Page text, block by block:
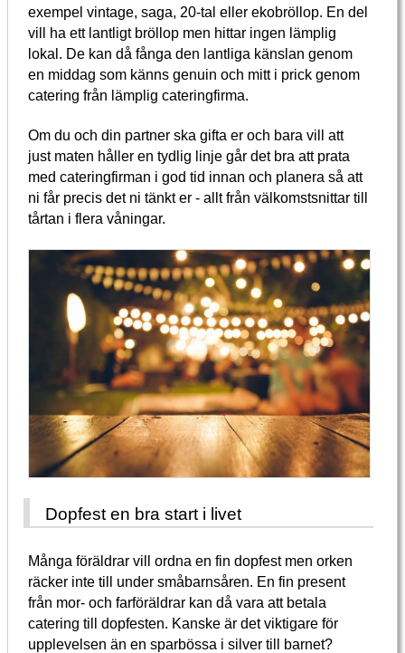
exempel vintage, saga, 20-tal eller ekobröllop. En del
vill ha ett lantligt bröllop men hittar ingen lämplig
lokal. De kan då fånga den lantliga känslan genom
en middag som känns genuin och mitt i prick genom
catering från lämplig cateringfirma.
Om du och din partner ska gifta er och bara vill att
just maten håller en tydlig linje går det bra att prata
med cateringfirman i god tid innan och planera så att
ni får precis det ni tänkt er - allt från välkomstsnittar till
tårtan i flera våningar.
Dopfest en bra start i livet
Många föräldrar vill ordna en fin dopfest men orken
räcker inte till under småbarnsåren. En fin present
från mor- och farföräldrar kan då vara att betala
catering till dopfesten. Kanske är det viktigare för
upplevelsen än en sparbössa i silver till barnet?